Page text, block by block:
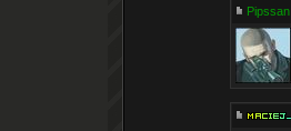
Pipssan